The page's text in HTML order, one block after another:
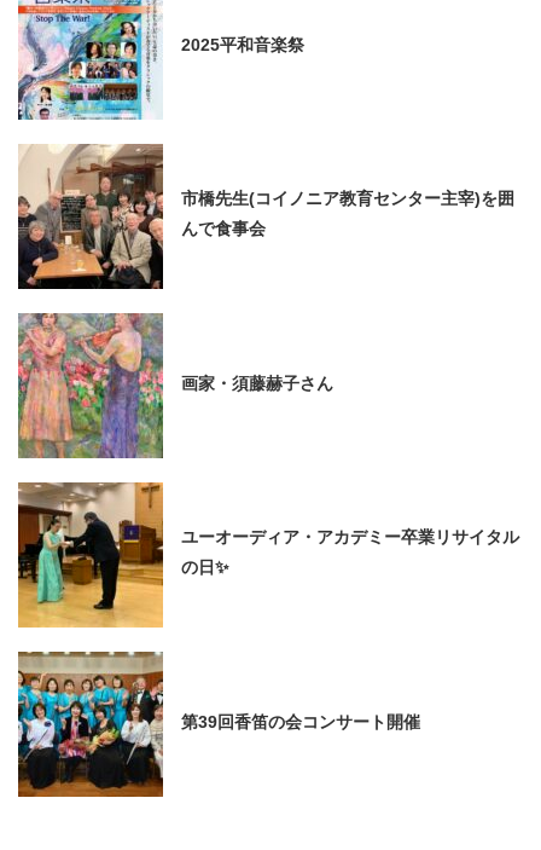
2025平和音楽祭
市橋先生(コイノニア教育センター主宰)を囲
んで食事会
画家・須藤赫子さん
ユーオーディア・アカデミー卒業リサイタル
の日✨
第39回香笛の会コンサート開催